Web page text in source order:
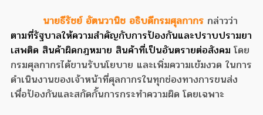
นายธีรัชย์ อัตนวานิช อธิบดีกรมศุลกากร กล่าวว่า
ตามที่รัฐบาลให้ความสำคัญกับการป้องกันและปราบปรามยา
เสพติด สินค้าผิดกฎหมาย สินค้าที่เป็นอันตรายต่อสังคมโดย
กรมศุลกากรได้ขานรับนโยบาย และเพิ่มความเข้มงวด ในการ
ดำเนินงานของเจ้าหน้าที่ศุลกากรในทุกช่องทางการขนส่ง
เพื่อป้องกันและสกัดกั้นการกระทำความผิด โดยเฉพาะ